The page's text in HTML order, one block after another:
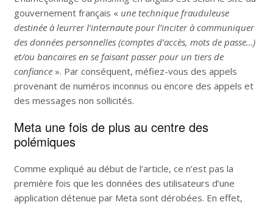
gouvernement français « une technique frauduleuse
destinée à leurrer l’internaute pour l’inciter à communiquer
des données personnelles (comptes d’accès, mots de passe…)
et/ou bancaires en se faisant passer pour un tiers de
confiance». Par conséquent, méfiez-vous des appels
provenant de numéros inconnus ou encore des appels et
des messages non sollicités.
Meta une fois de plus au centre des
polémiques
Comme expliqué au début de l’article, ce n’est pas la
première fois que les données des utilisateurs d’une
application détenue par Meta sont dérobées. En effet,